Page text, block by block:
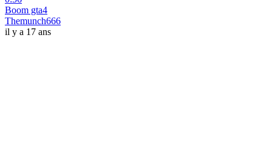
Boom gta4
Themunch666
il y a 17 ans